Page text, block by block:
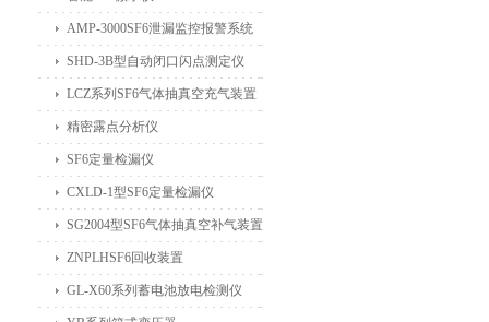
AMP-3000SF6泄漏监控报警系统
SHD-3B型自动闭口闪点测定仪
LCZ系列SF6气体抽真空充气装置
精密露点分析仪
SF6定量检漏仪
CXLD-1型SF6定量检漏仪
SG2004型SF6气体抽真空补气装置
ZNPLHSF6回收装置
GL-X60系列蓄电池放电检测仪